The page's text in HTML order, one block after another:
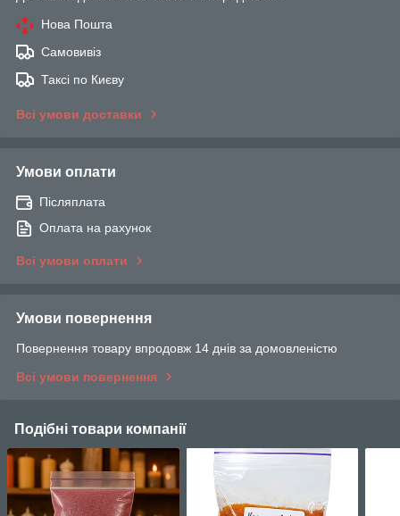
Нова Пошта
Самовивіз
Таксі по Києву
Всі умови доставки
Умови оплати
Післяплата
Оплата на рахунок
Всі умови оплати
Умови повернення
Повернення товару впродовж 14 днів за домовленістю
Всі умови повернення
Подібні товари компанії